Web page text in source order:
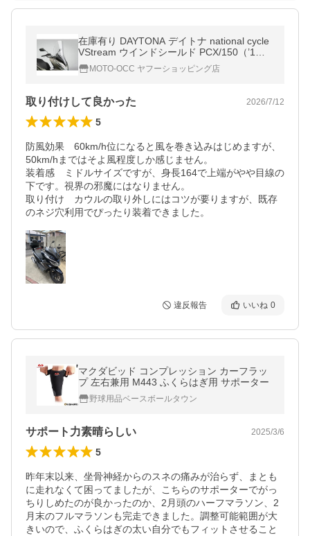
在庫有り DAYTONA デイトナ national cycle
VStream ウインドシールド PCX/150（’1
8〜’20）クリアー/ミドル 16970
MOTO-OCC ヤフーショッピング店
取り付けして良かった 2026/7/12
5
防風効果　60km/h位になると風を巻き込みはじめますが、
50km/hまではそよ風程度しか感じません。
装着感　ミドルサイズですが、身長164で上端がやや目線の
下です。視界の邪魔にはなりません。
取り付け　カウルの取り外しにはコツが要りますが、既存
のネジ穴利用でぴったり装着できました。
違反報告 いいね 0
マクダビッド コンプレッション カーフラッ
プ 左右兼用 M443 ふくらはぎ用 サポーター
野球用品ベースボールタウン
サポート力素晴らしい 2025/3/6
5
昨年末以来、坐骨神経からのスネの痛みが治らず、まとも
に走れなくて困ってましたが、こちらのサポーターでがっ
ちりしめたのが良かったのか、2月頭のハーフマラソン、2
月末のフルマラソンも完走できました。調整可能範囲が大
きいので、ふくらはぎの太い自分でもフィットさせること